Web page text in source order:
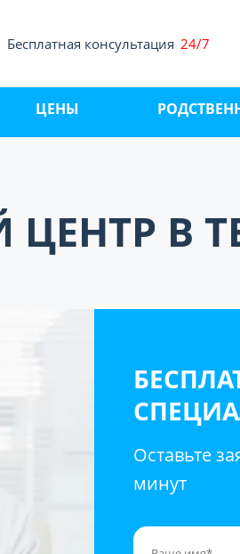
Бесплатная консультация 24/7
ЦЕНЫ
В
Оставьте
минут